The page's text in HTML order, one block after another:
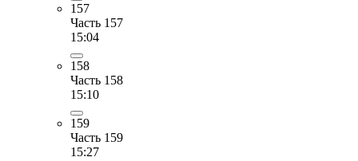
157
Часть 157
15:04
158
Часть 158
15:10
159
Часть 159
15:27